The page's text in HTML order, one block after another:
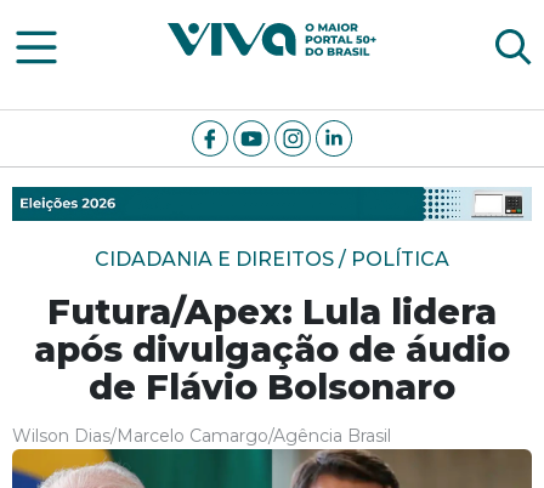
Viva Notícias
CIDADANIA E DIREITOS / POLÍTICA
Futura/Apex: Lula lidera
após divulgação de áudio
de Flávio Bolsonaro
Wilson Dias/Marcelo Camargo/Agência Brasil